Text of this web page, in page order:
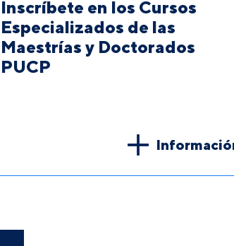
Inscríbete en los Cursos
Especializados de las
Maestrías y Doctorados
PUCP